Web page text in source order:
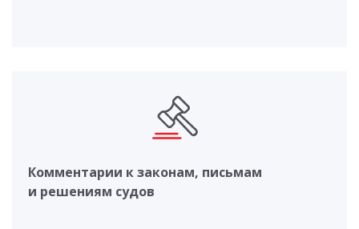
Комментарии к законам, письмам
и решениям судов